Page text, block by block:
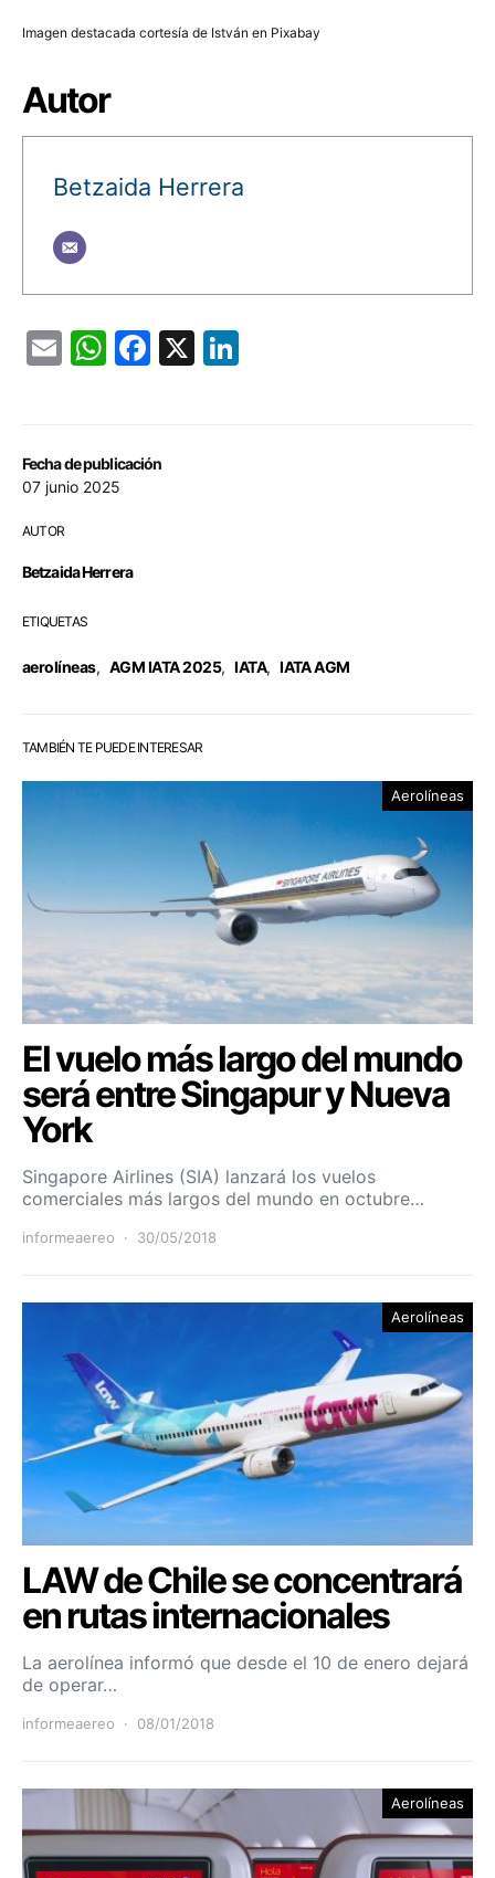
Fecha de publicación
07 junio 2025
AUTOR
Betzaida Herrera
ETIQUETAS
aerolíneas, AGM IATA 2025, IATA, IATA AGM
Imagen destacada cortesía de István en Pixabay
Autor
Betzaida Herrera
EmailWhatsApp
Facebook
X
TAMBIÉN TE PUEDE INTERESAR
Aerolíneas
El vuelo más largo del mundo
será entre Singapur y Nueva
York
Singapore Airlines (SIA) lanzará los vuelos
comerciales más largos del mundo en octubre…
informeaereo 30/05/2018
Aerolíneas
LAW de Chile se concentrará
en rutas internacionales
La aerolínea informó que desde el 10 de enero dejará
de operar…
informeaereo 08/01/2018
Aerolíneas